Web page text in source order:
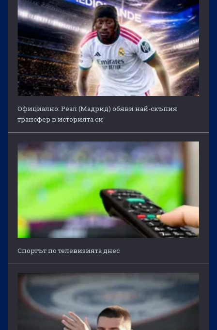
Официално: Реал (Мадрид) обяви най-скъпия
трансфер в историята си
Спортът по телевизията днес